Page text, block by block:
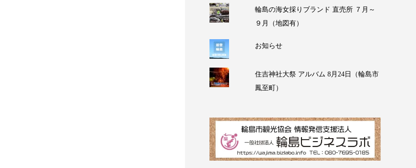
輪島の海女採りブランド 直売所 ７月～
９月（地図有）
お知らせ
住吉神社大祭 アルバム 8月24日（輪島市
鳳至町）